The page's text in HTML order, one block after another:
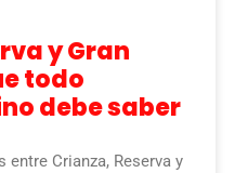
y Gran
todo
debe saber
entre Crianza, Reserva y